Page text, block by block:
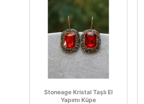
Stoneage Kristal Taşlı El
Yapımı Küpe